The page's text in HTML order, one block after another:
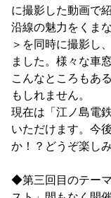
に撮影した動画で
沿線の魅力をくま
＞を同時に撮影し
ました。様々な車
こんなところもあ
もしれません。
現在は「江ノ島電
いただけます。今
か！？どうぞ楽し
◆第三回目のテー